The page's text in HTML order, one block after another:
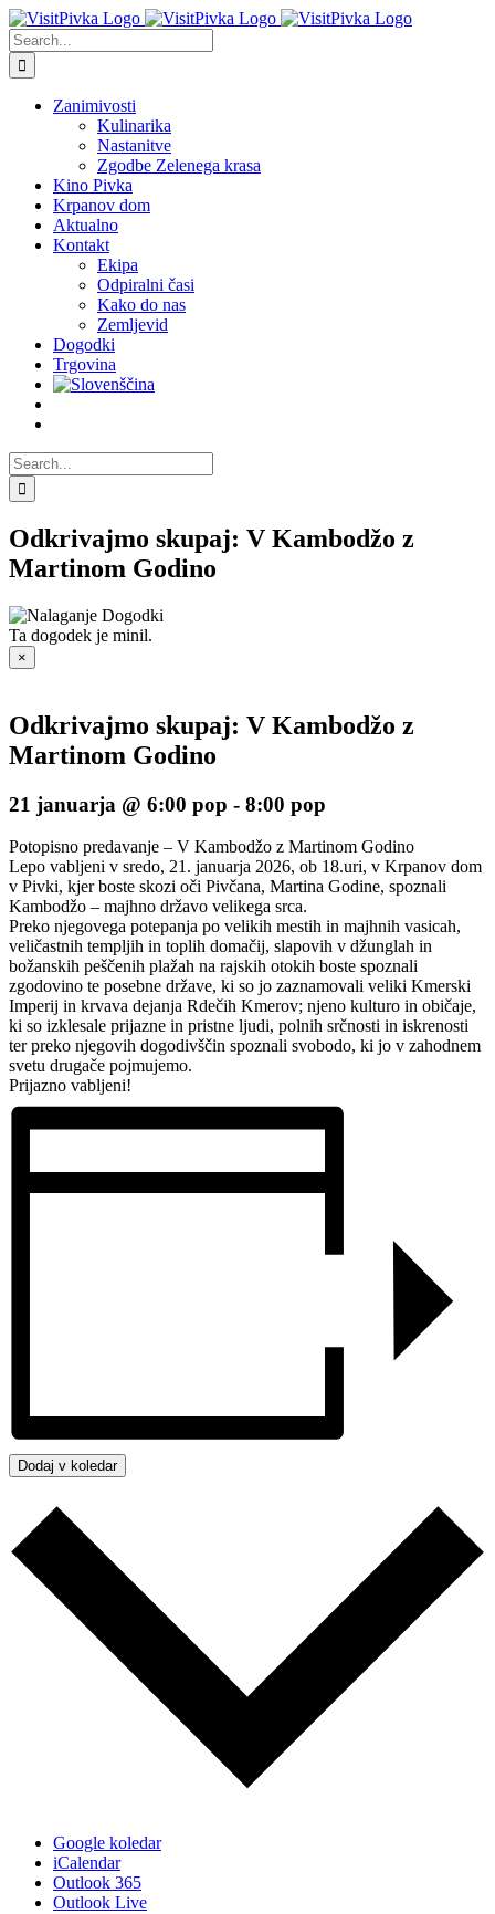
Skip
to
content
Search
for:
Zanimivosti
Kulinarika
Nastanitve
Zgodbe Zelenega krasa
Kino Pivka
Krpanov dom
Aktualno
Kontakt
Ekipa
Odpiralni časi
Kako do nas
Zemljevid
Dogodki
Trgovina
Search
for:
Odkrivajmo skupaj: V Kambodžo z
Martinom Godino
Ta dogodek je minil.
×
Odkrivajmo skupaj: V Kambodžo z
Martinom Godino
21 januarja @ 6:00 pop - 8:00 pop
Potopisno predavanje – V Kambodžo z Martinom Godino
Lepo vabljeni v sredo, 21. januarja 2026, ob 18.uri, v Krpanov dom
v Pivki, kjer boste skozi oči Pivčana, Martina Godine, spoznali
Kambodžo – majhno državo velikega srca.
Preko njegovega potepanja po velikih mestih in majhnih vasicah,
veličastnih templjih in toplih domačij, slapovih v džunglah in
božanskih peščenih plažah na rajskih otokih boste spoznali
zgodovino te posebne države, ki so jo zaznamovali veliki Kmerski
Imperij in krvava dejanja Rdečih Kmerov; njeno kulturo in običaje,
ki so izklesale prijazne in pristne ljudi, polnih srčnosti in iskrenosti
ter preko njegovih dogodivščin spoznali svobodo, ki jo v zahodnem
svetu drugače pojmujemo.
Prijazno vabljeni!
Dodaj v koledar
Google koledar
iCalendar
Outlook 365
Outlook Live